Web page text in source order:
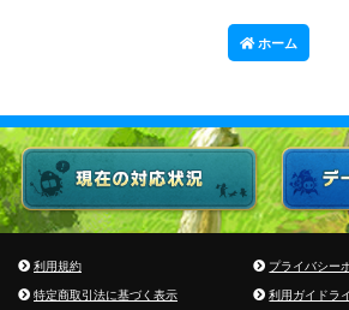
ホーム
利用規約
プライバシー
特定商取引法に基づく表示
利用ガイドラ